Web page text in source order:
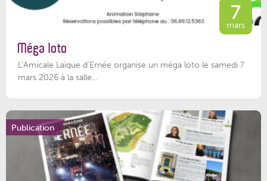
7
mars
Méga loto
L’Amicale Laïque d’Ernée organise un méga loto le samedi 7
mars 2026 à la salle...
Publication